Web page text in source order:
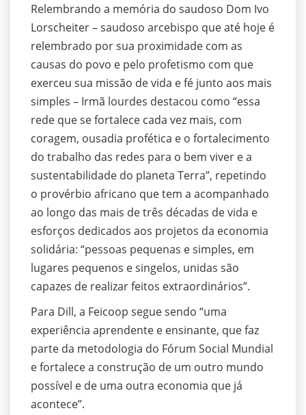
Relembrando a memória do saudoso Dom Ivo
Lorscheiter – saudoso arcebispo que até hoje é
relembrado por sua proximidade com as
causas do povo e pelo profetismo com que
exerceu sua missão de vida e fé junto aos mais
simples – Irmã lourdes destacou como “essa
rede que se fortalece cada vez mais, com
coragem, ousadia profética e o fortalecimento
do trabalho das redes para o bem viver e a
sustentabilidade do planeta Terra”, repetindo
o provérbio africano que tem a acompanhado
ao longo das mais de três décadas de vida e
esforços dedicados aos projetos da economia
solidária: “pessoas pequenas e simples, em
lugares pequenos e singelos, unidas são
capazes de realizar feitos extraordinários”.
Para Dill, a Feicoop segue sendo “uma
experiência aprendente e ensinante, que faz
parte da metodologia do Fórum Social Mundial
e fortalece a construção de um outro mundo
possível e de uma outra economia que já
acontece”.